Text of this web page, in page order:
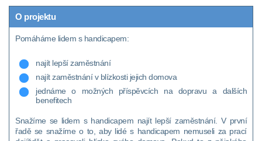
O projektu
Pomáháme lidem s handicapem:
najít lepší zaměstnání
najít zaměstnání v blízkosti jejich domova
jednáme o možných příspěvcích na dopravu a dalších
benefitech
Snažíme se lidem s handicapem najít lepší zaměstnání. V první
řadě se snažíme o to, aby lidé s handicapem nemuseli za prací